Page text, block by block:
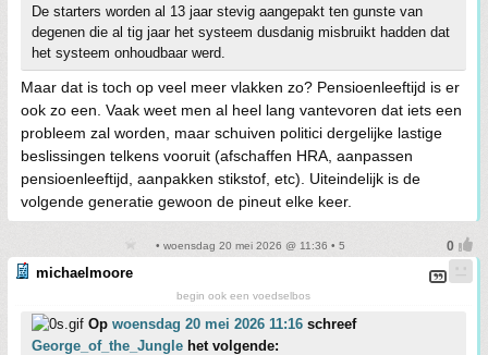
De starters worden al 13 jaar stevig aangepakt ten gunste van
degenen die al tig jaar het systeem dusdanig misbruikt hadden dat
het systeem onhoudbaar werd.
Maar dat is toch op veel meer vlakken zo? Pensioenleeftijd is er
ook zo een. Vaak weet men al heel lang vantevoren dat iets een
probleem zal worden, maar schuiven politici dergelijke lastige
beslissingen telkens vooruit (afschaffen HRA, aanpassen
pensioenleeftijd, aanpakken stikstof, etc). Uiteindelijk is de
volgende generatie gewoon de pineut elke keer.
• woensdag 20 mei 2026 @ 11:36 • 5
michaelmoore
begin ook een voedselbos
Op woensdag 20 mei 2026 11:16 schreef
George_of_the_Jungle het volgende: